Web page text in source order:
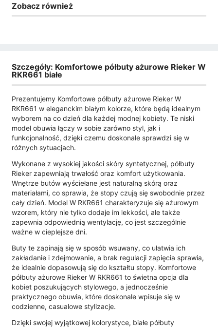
Zobacz również
Szczegóły: Komfortowe półbuty ażurowe Rieker W
RKR661 białe
Prezentujemy Komfortowe półbuty ażurowe Rieker W
RKR661 w eleganckim białym kolorze, które będą idealnym
wyborem na co dzień dla każdej modnej kobiety. Te niski
model obuwia łączy w sobie zarówno styl, jak i
funkcjonalność, dzięki czemu doskonale sprawdzi się w
różnych sytuacjach.
Wykonane z wysokiej jakości skóry syntetycznej, półbuty
Rieker zapewniają trwałość oraz komfort użytkowania.
Wnętrze butów wyściełane jest naturalną skórą oraz
materiałami, co sprawia, że stopy czują się swobodnie przez
cały dzień. Model W RKR661 charakteryzuje się ażurowym
wzorem, który nie tylko dodaje im lekkości, ale także
zapewnia odpowiednią wentylację, co jest szczególnie
ważne w cieplejsze dni.
Buty te zapinają się w sposób wsuwany, co ułatwia ich
zakładanie i zdejmowanie, a brak regulacji zapięcia sprawia,
że idealnie dopasowują się do kształtu stopy. Komfortowe
półbuty ażurowe Rieker W RKR661 to świetna opcja dla
kobiet poszukujących stylowego, a jednocześnie
praktycznego obuwia, które doskonale wpisuje się w
codzienne, casualowe stylizacje.
Dzięki swojej wyjątkowej kolorystyce, białe półbuty